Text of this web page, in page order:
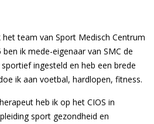
het team van Sport Medisch Centrum
ik mede-eigenaar van SMC de
ingesteld en heb een brede
ik aan voetbal, hardlopen, fitness.
heb ik op het CIOS in
sport gezondheid en